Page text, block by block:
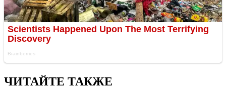
ЧИТАЙТЕ ТАКЖЕ